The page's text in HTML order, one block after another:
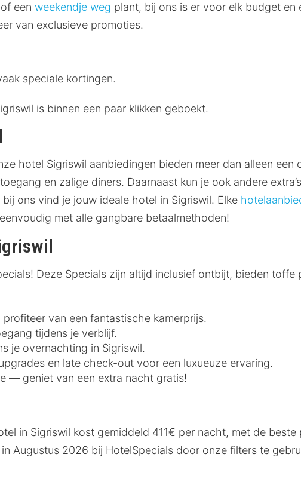
een weekendje weg plant, bij ons is er voor elk budget en
van exclusieve promoties.
speciale kortingen.
is binnen een paar klikken geboekt.
hotel Sigriswil aanbiedingen bieden meer dan alleen een
en zalige diners. Daarnaast kun je ook andere
ons vind je jouw ideale hotel in Sigriswil. Elke
met alle gangbare betaalmethoden!
Deze Specials zijn altijd inclusief ontbijt, bieden toffe
van een fantastische kamerprijs.
tijdens je verblijf.
je overnachting in Sigriswil.
en late check-out voor een luxueuze ervaring.
— geniet van een extra nacht gratis!
in Sigriswil kost gemiddeld 411€ per nacht, met de beste
Augustus 2026 bij HotelSpecials door onze filters te